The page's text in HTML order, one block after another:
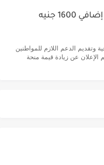
وزارة التموين تعلن عن دعم إضافي 1600 جنيه
وتقديم الدعم اللازم للمواطنين
الإعلان عن زيادة قيمة منحة